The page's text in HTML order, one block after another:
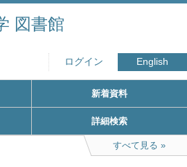
図書館
ログイン English
新着資料
詳細検索
すべて見る